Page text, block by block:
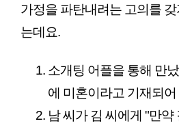
가정을 파탄내려는 고의를
는데요.
소개팅 어플을 통해 만
에 미혼이라고 기재되
남 씨가 김 씨에게 "만